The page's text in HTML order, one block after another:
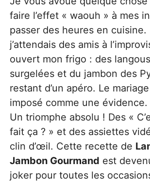
faire l’effet « waouh » à mes
passer des heures en cuisine.
j’attendais des amis à
ouvert mon frigo : des
surgelées et du jambon des
restant d’un apéro. Le mariage
imposé comme une
Un triomphe absolu ! Des «
fait ça ? » et des assiettes
clin d’œil. Cette recette de
Jambon Gourmand est
joker pour toutes les